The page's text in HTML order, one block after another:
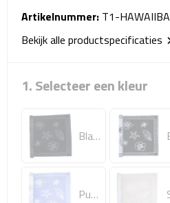
Weekendtassen
Duffeltassen
Toilettassen
Rugzakken
Rugzakken
Artikelnummer: T1-HAWAIIBA
Bekijk alle productspecificaties
1. Selecteer een kleur
Black/Anthracite
Purple/White